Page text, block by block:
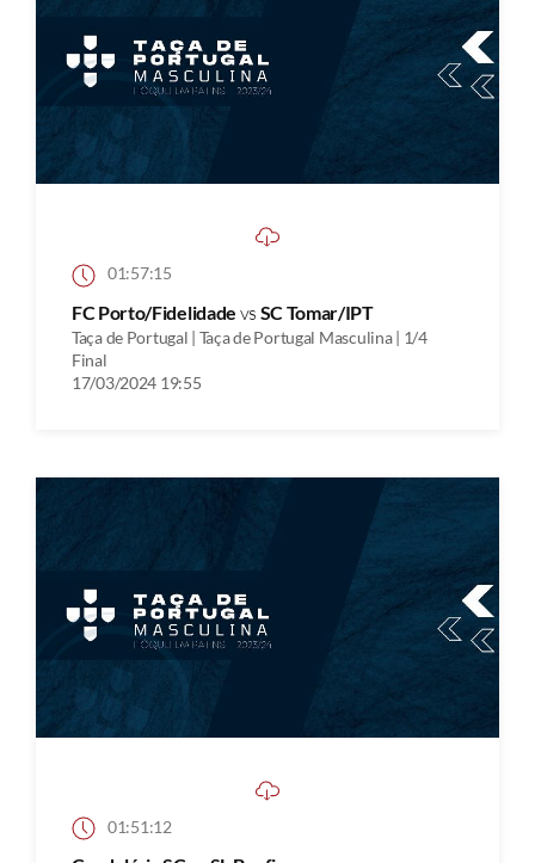
01:57:15
FC Porto/Fidelidade vs SC Tomar/IPT
Taça de Portugal | Taça de Portugal Masculina | 1/4
Final
17/03/2024 19:55
01:51:12